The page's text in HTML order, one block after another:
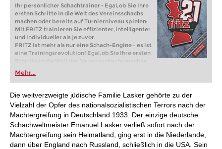
Ihr persönlicher Schachtrainer - Egal, ob Sie Ihre
ersten Schritte in die Welt des Vereinsschachs
machen oder bereits auf Turnierniveau spielen:
Mit FRITZ trainieren Sie effizienter, intelligenter
und individueller als je zuvor.
FRITZ ist mehr als nur eine Schach-Engine – es ist
eine Trainingsrevolution! Egal, ob Sie Ihre ersten
Schritte in die Welt des Vereinsschachs machen
oder bereits auf Turnierniveau spielen: Mit
FRITZ trainieren Sie effizienter, intelligenter und
individueller als je zuvor.
Mehr...
Die weitverzweigte jüdische Familie Lasker gehörte zu der
Vielzahl der Opfer des nationalsozialistischen Terrors nach der
Machtergreifung in Deutschland 1933. Der einzige deutsche
Schachweltmeister Emanuel Lasker verließ sofort nach der
Machtergreifung sein Heimatland, ging erst in die Niederlande,
dann über England nach Russland, schließlich in die USA. Sein